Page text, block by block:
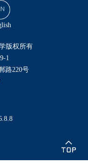
版权所有
1
路220号
8 8